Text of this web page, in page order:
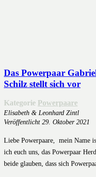
Das Powerpaar
Schilz stellt sich vor
Kategorie Powerpaare
Elisabeth & Leonhard Zintl
Veröffentlicht 29. Oktober 2021
Liebe Powerpaare, mein Name
ich euch uns, das Powerpaar
beide glauben, dass sich